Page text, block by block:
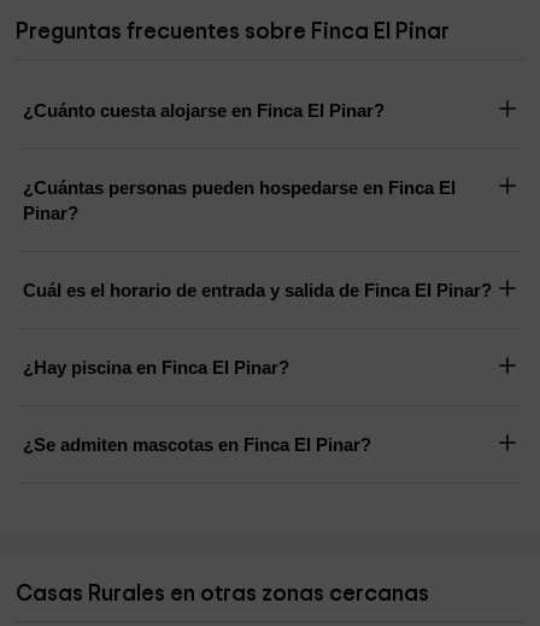
Preguntas frecuentes sobre Finca El Pinar
¿Cuánto cuesta alojarse en Finca El Pinar?
¿Cuántas personas pueden hospedarse en Finca El
Pinar?
Cuál es el horario de entrada y salida de Finca El Pinar?
¿Hay piscina en Finca El Pinar?
¿Se admiten mascotas en Finca El Pinar?
Casas Rurales en otras zonas cercanas